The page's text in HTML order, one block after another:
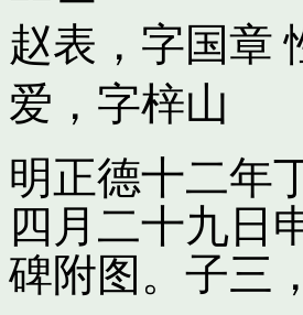
赵表，字国章
爱，字梓山
明正德十二年
四月二十九日
碑附图。子三